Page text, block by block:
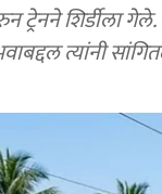
शिर्डीला गेले.
त्यांनी